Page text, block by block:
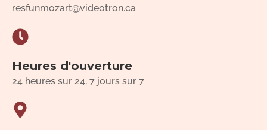
resfunmozart@videotron.ca
Heures d'ouverture
24 heures sur 24, 7 jours sur 7